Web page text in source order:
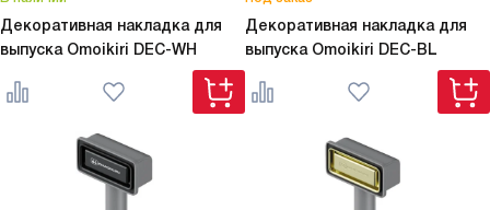
Декоративная накладка для
выпуска Omoikiri DEC-WH
Декоративная накладка для
выпуска Omoikiri DEC-BL